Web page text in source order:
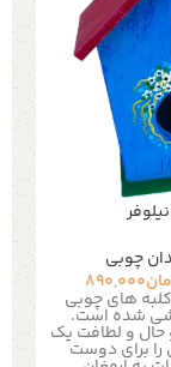
چوبی
890,000
کلبه های چوبی
شده است.
و لطافت یک
را برای دوست